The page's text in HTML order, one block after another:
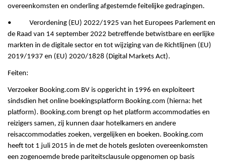
overeenkomsten en onderling afgestemde feitelijke gedragingen.
• Verordening (EU) 2022/1925 van het Europees Parlement en
de Raad van 14 september 2022 betreffende betwistbare en eerlijke
markten in de digitale sector en tot wijziging van de Richtlijnen (EU)
2019/1937 en (EU) 2020/1828 (Digital Markets Act).
Feiten:
Verzoeker Booking.com BV is opgericht in 1996 en exploiteert
sindsdien het online boekingsplatform Booking.com (hierna: het
platform). Booking.com brengt op het platform accommodaties en
reizigers samen, zij kunnen daar hotelkamers en andere
reisaccommodaties zoeken, vergelijken en boeken. Booking.com
heeft tot 1 juli 2015 in de met de hotels gesloten overeenkomsten
een zogenoemde brede pariteitsclausule opgenomen op basis